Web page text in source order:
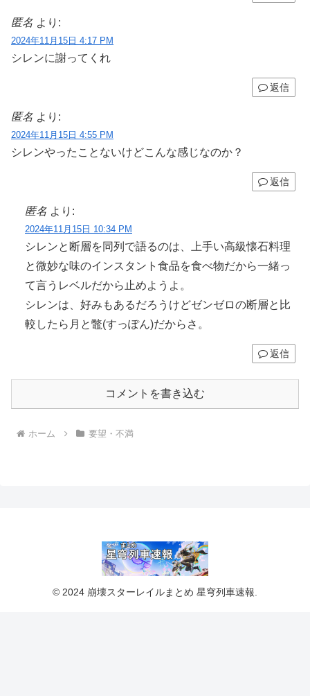
匿名 より:
2024年11月15日 4:17 PM
シレンに謝ってくれ
返信
匿名 より:
2024年11月15日 4:55 PM
シレンやったことないけどこんな感じなのか？
返信
匿名 より:
2024年11月15日 10:34 PM
シレンと断層を同列で語るのは、上手い高級懐石料理
と微妙な味のインスタント食品を食べ物だから一緒っ
て言うレベルだから止めようよ。
シレンは、好みもあるだろうけどゼンゼロの断層と比
較したら月と鼈(すっぽん)だからさ。
返信
コメントを書き込む
ホーム 要望・不満
© 2024 崩壊スターレイルまとめ 星穹列車速報.